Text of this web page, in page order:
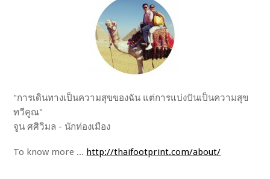
"การเดินทางเป็นความสุขของฉัน แต่การแบ่งปันเป็นความสุข
ทวีคูณ"
จูน ศศิวิมล - นักท่องเมือง
To know more ... http://thaifootprint.com/about/